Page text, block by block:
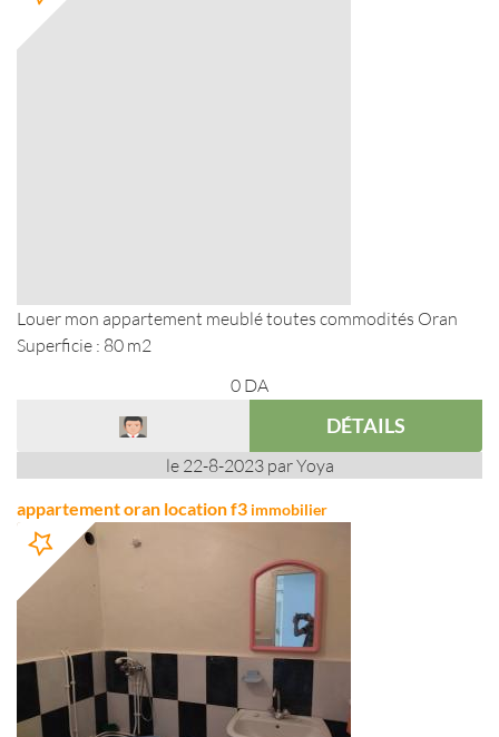
Louer mon appartement meublé toutes commodités Oran
Superficie : 80 m2
0 DA
DÉTAILS
le 22-8-2023 par Yoya
appartement oran location f3 immobilier